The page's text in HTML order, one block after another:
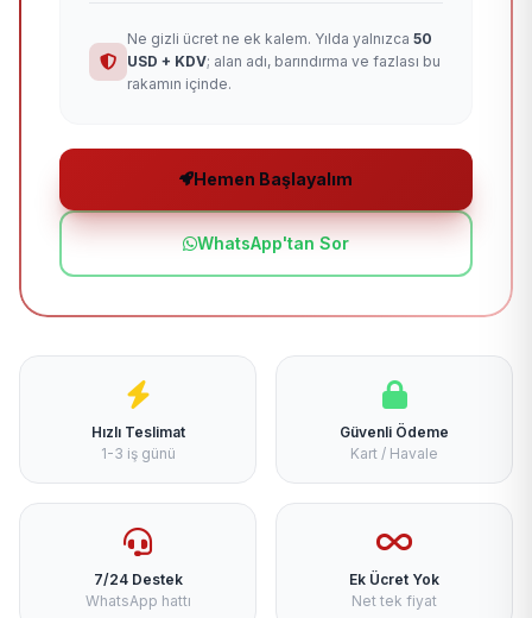
Ne gizli ücret ne ek kalem. Yılda yalnızca 50
USD + KDV; alan adı, barındırma ve fazlası bu
rakamın içinde.
Hemen Başlayalım
WhatsApp'tan Sor
Hızlı Teslimat
1-3 iş günü
Güvenli Ödeme
Kart / Havale
7/24 Destek
WhatsApp hattı
Ek Ücret Yok
Net tek fiyat